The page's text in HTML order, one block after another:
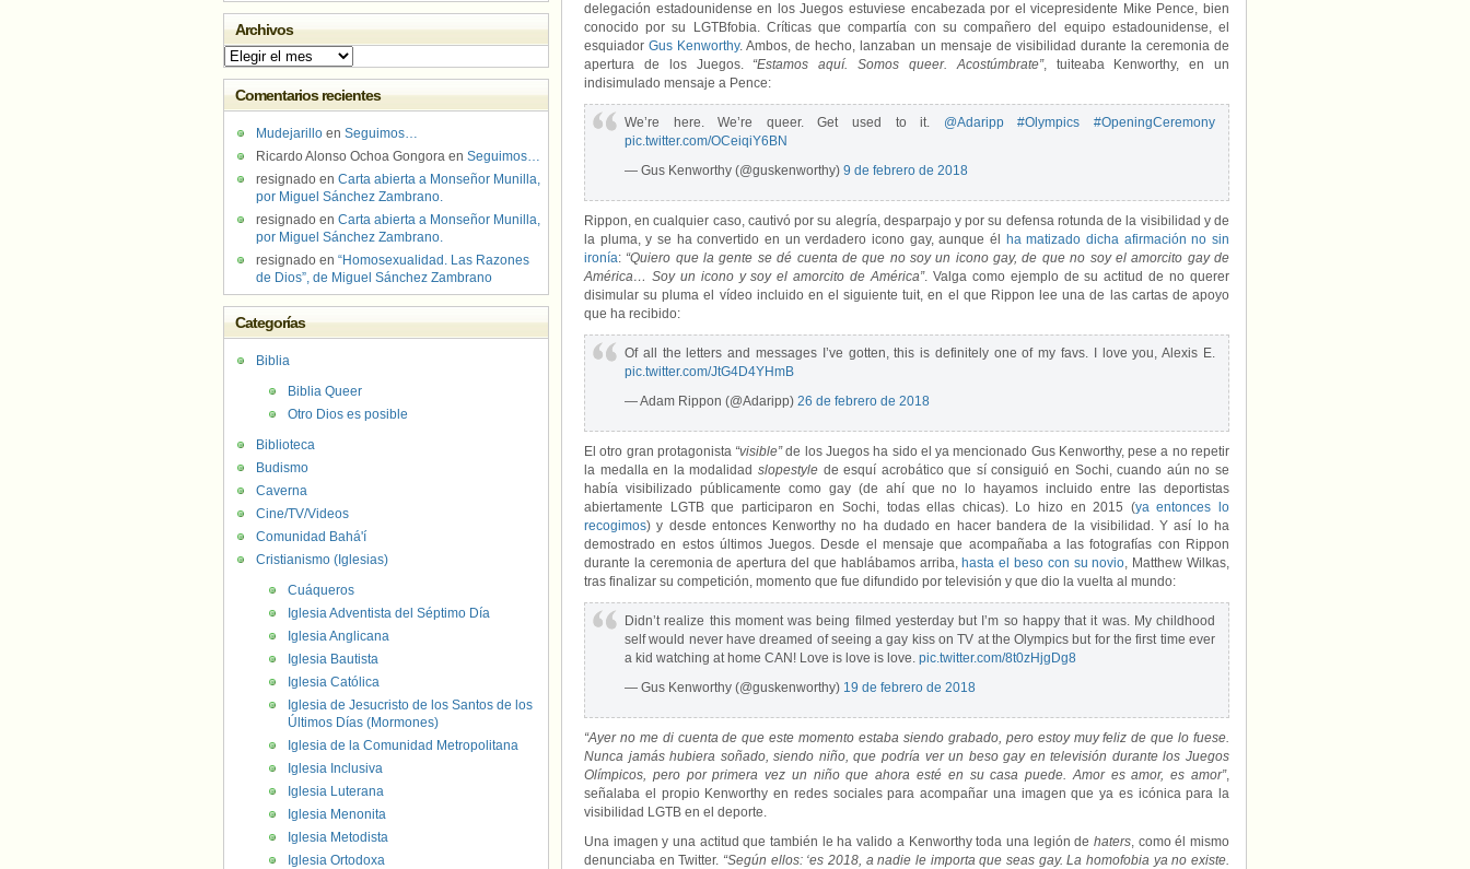
delegación estadounidense en los Juegos estuviese encabezada por el vicepresidente Mike Pence, bien
conocido por su LGTBfobia. Críticas que compartía con su compañero del equipo estadounidense, el
esquiadorGus Kenworthy. Ambos, de hecho, lanzaban un mensaje de visibilidad durante la ceremonia de
apertura de los Juegos. “Estamos aquí. Somos queer. Acostúmbrate”, tuiteaba Kenworthy, en un
indisimulado mensaje a Pence:
We’re here. We’re queer. Get used to it. @Adaripp #Olympics
#OpeningCeremony
pic.twitter.com/OCeiqiY6BN
— Gus Kenworthy (@guskenworthy) 9 de febrero de 2018
Rippon, en cualquier caso, cautivó por su alegría, desparpajo y por su defensa rotunda de la visibilidad y de
la pluma, y se ha convertido en un verdadero icono gay, aunque él
ha matizado dicha afirmación no sin
ironía: “Quiero que la gente se dé cuenta de que no soy un icono gay, de que no soy el amorcito gay de
América… Soy un icono y soy el amorcito de América”. Valga como ejemplo de su actitud de no querer
disimular su pluma el vídeo incluido en el siguiente tuit, en el que Rippon lee una de las cartas de apoyo
que ha recibido:
Of all the letters and messages I’ve gotten, this is definitely one of my favs. I love you, Alexis E.
pic.twitter.com/JtG4D4YHmB
— Adam Rippon (@Adaripp) 26 de febrero de 2018
El otro gran protagonista“visible”de los Juegos ha sido el ya mencionado Gus Kenworthy, pese a no repetir
la medalla en la modalidad slopestylede esquí acrobático que sí consiguió en Sochi, cuando aún no se
había visibilizado públicamente como gay (de ahí que no lo hayamos incluido entre las deportistas
abiertamente LGTB que participaron en Sochi, todas ellas chicas). Lo hizo en 2015 (ya entonces lo
recogimos) y desde entonces Kenworthy no ha dudado en hacer bandera de la visibilidad. Y así lo ha
demostrado en estos últimos Juegos. Desde el mensaje que acompañaba a las fotografías con Rippon
durante la ceremonia de apertura del que hablábamos arriba, hasta el beso con su novio, Matthew Wilkas,
tras finalizar su competición, momento que fue difundido por televisión y que dio la vuelta al mundo:
Didn’t realize this moment was being filmed yesterday but I’m so happy that it was. My childhood
self would never have dreamed of seeing a gay kiss on TV at the Olympics but for the first time ever
a kid watching at home CAN! Love is love is love. pic.twitter.com/8t0zHjgDg8
— Gus Kenworthy (@guskenworthy) 19 de febrero de 2018
“Ayer no me di cuenta de que este momento estaba siendo grabado, pero estoy muy feliz de que lo fuese.
Nunca jamás hubiera soñado, siendo niño, que podría ver un beso gay en televisión durante los Juegos
Olímpicos, pero por primera vez un niño que ahora esté en su casa puede. Amor es amor, es amor”,
señalaba el propio Kenworthy en redes sociales para acompañar una imagen que ya es icónica para la
visibilidad LGTB en el deporte.
Una imagen y una actitud que también le ha valido a Kenworthy toda una legión de haters, como él mismo
denunciaba en Twitter. “Según ellos: ‘es 2018, a nadie le importa que seas gay. La homofobia ya no existe.
Archivos
Archivos
Comentarios recientes
Mudejarillo en Seguimos…
Ricardo Alonso Ochoa Gongora en Seguimos…
resignado en Carta abierta a Monseñor Munilla,
por Miguel Sánchez Zambrano.
resignado en Carta abierta a Monseñor Munilla,
por Miguel Sánchez Zambrano.
resignado en “Homosexualidad. Las Razones
de Dios”, de Miguel Sánchez Zambrano
Categorías
Biblia
Biblia Queer
Otro Dios es posible
Biblioteca
Budismo
Caverna
Cine/TV/Videos
Comunidad Bahá'í
Cristianismo (Iglesias)
Cuáqueros
Iglesia Adventista del Séptimo Día
Iglesia Anglicana
Iglesia Bautista
Iglesia Católica
Iglesia de Jesucristo de los Santos de los
Últimos Días (Mormones)
Iglesia de la Comunidad Metropolitana
Iglesia Inclusiva
Iglesia Luterana
Iglesia Menonita
Iglesia Metodista
Iglesia Ortodoxa